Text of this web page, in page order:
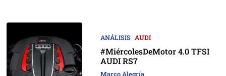
ANÁLISIS AUDI
#MiércolesDeMotor 4.0 TFSI
AUDI RS7
Marco Alegría